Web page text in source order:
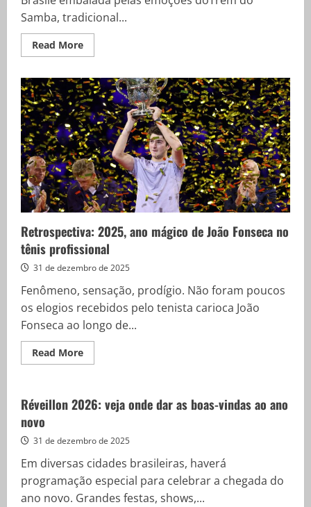
Samba, tradicional...
Read MoreRead
more
Brasil
festeja
2026
com
clássicos
do
samba
em
show
especial
Retrospectiva: 2025, ano mágico de João Fonseca no
tênis profissional
31 de dezembro de 2025
Fenômeno, sensação, prodígio. Não foram poucos
os elogios recebidos pelo tenista carioca João
Fonseca ao longo de...
Read MoreRead
more
ano
mágico
Fonseca
tênis
profissional
Réveillon 2026: veja onde dar as boas-vindas ao ano
novo
31 de dezembro de 2025
Em diversas cidades brasileiras, haverá
programação especial para celebrar a chegada do
ano novo. Grandes festas, shows,...